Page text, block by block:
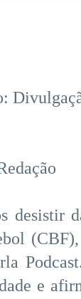
desistir
e